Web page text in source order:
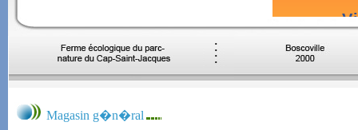
Magasin g�n�ral